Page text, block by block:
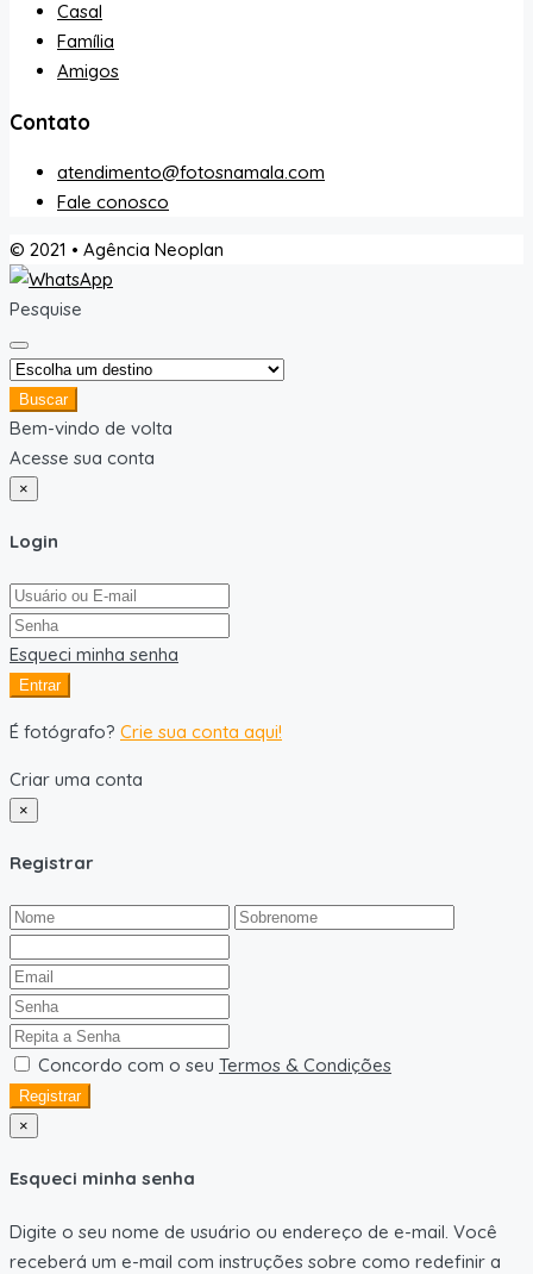
Casal
Família
Amigos
Contato
atendimento@fotosnamala.com
Fale conosco
© 2021 • Agência Neoplan
Pesquise
Buscar
Bem-vindo de volta
Acesse sua conta
×
Login
Esqueci minha senha
Entrar
É fotógrafo? Crie sua conta aqui!
Criar uma conta
×
Registrar
Concordo com o seu Termos & Condições
Registrar
×
Esqueci minha senha
Digite o seu nome de usuário ou endereço de e-mail. Você
receberá um e-mail com instruções sobre como redefinir a